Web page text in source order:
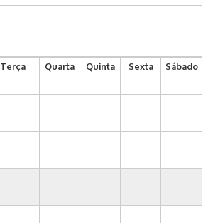
Terça Quarta Quinta Sexta
Sábado